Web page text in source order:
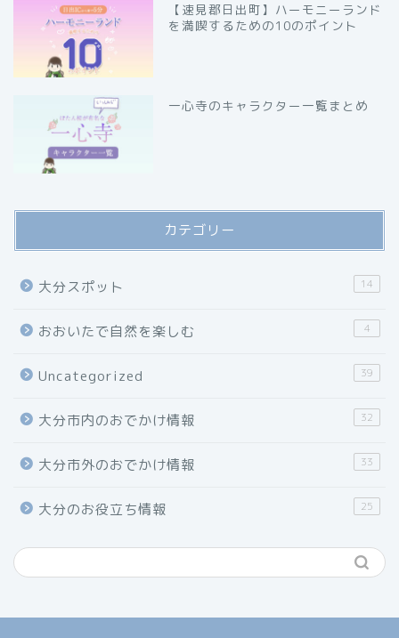
【速見郡日出町】ハーモニーランド
を満喫するための10のポイント
一心寺のキャラクター一覧まとめ
カテゴリー
大分スポット 14
おおいたで自然を楽しむ 4
Uncategorized 39
大分市内のおでかけ情報 32
大分市外のおでかけ情報 33
大分のお役立ち情報 25